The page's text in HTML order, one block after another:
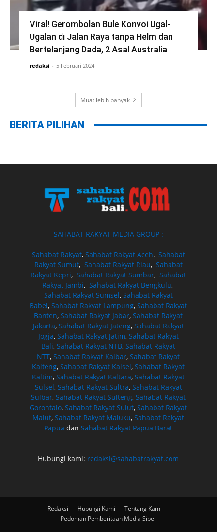
Viral! Gerombolan Bule Konvoi Ugal-
Ugalan di Jalan Raya tanpa Helm dan
Bertelanjang Dada, 2 Asal Australia
redaksi - 5 Februari 2024
Muat lebih banyak
BERITA PILIHAN
SAHABAT RAKYAT MEDIA GROUP :
Sahabat Rakyat, Sahabat Rakyat Aceh, Sahabat
Rakyat Sumut, Sahabat Rakyat Riau, Sahabat
Rakyat Kepri,Sahabat Rakyat Sumbar,Sahabat
Rakyat Jambi, Sahabat Rakyat Bengkulu,
Sahabat Rakyat Sumsel, Sahabat Rakyat
Babel,Sahabat Rakyat Lampung,Sahabat Rakyat
Banten,Sahabat Rakyat Jabar,Sahabat Rakyat
Jakarta, Sahabat Rakyat Jateng, Sahabat Rakyat
Jogja, Sahabat Rakyat Jatim, Sahabat Rakyat
Bali,Sahabat Rakyat NTB,Sahabat Rakyat
NTT,Sahabat Rakyat Kalbar,Sahabat Rakyat
Kalteng,Sahabat Rakyat Kalsel,Sahabat Rakyat
Kaltim,Sahabat Rakyat Kaltara,Sahabat Rakyat
Sulsel, Sahabat Rakyat Sultra, Sahabat Rakyat
Sulbar,Sahabat Rakyat Sulteng,Sahabat Rakyat
Gorontalo,Sahabat Rakyat Sulut,Sahabat Rakyat
Malut,Sahabat Rakyat Maluku,Sahabat Rakyat
Papua danSahabat Rakyat Papua Barat
Hubungi kami: redaksi@sahabatrakyat.com
Redaksi Hubungi Kami
Tentang Kami
Pedoman Pemberitaan Media Siber